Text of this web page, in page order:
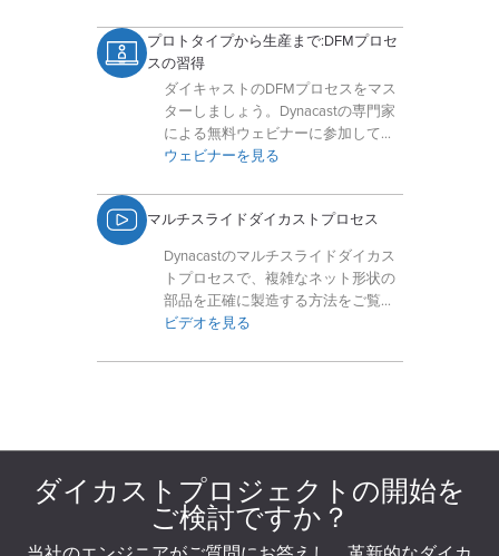
プロトタイプから生産まで:DFMプロセ
スの習得
ダイキャストのDFMプロセスをマス
ターしましょう。Dynacastの専門家
による無料ウェビナーに参加して、
部品の最適化、コスト削減、市場投
ウェビナーを見る
マルチスライドダイカストプロセス
Dynacastのマルチスライドダイカス
トプロセスで、複雑なネット形状の
部品を正確に製造する方法をご覧く
ださい。
ビデオを見る
ダイカストプロジェクトの開始を
ご検討ですか？